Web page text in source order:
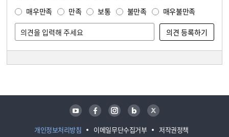
매우만족 만족 보통 불만족 매우불만족
개인정보처리방침 이메일무단수집거부 저작권정책
유튜브 페이스북 인스타그램 블로그 트위터